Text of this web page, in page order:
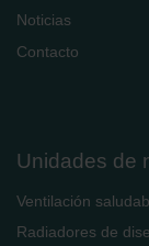
Noticias
Contacto
Unidades de
Ventilación
Radiadores de